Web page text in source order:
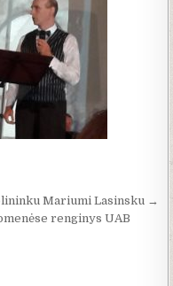
Mariumi Lasinsku →
renginys UAB